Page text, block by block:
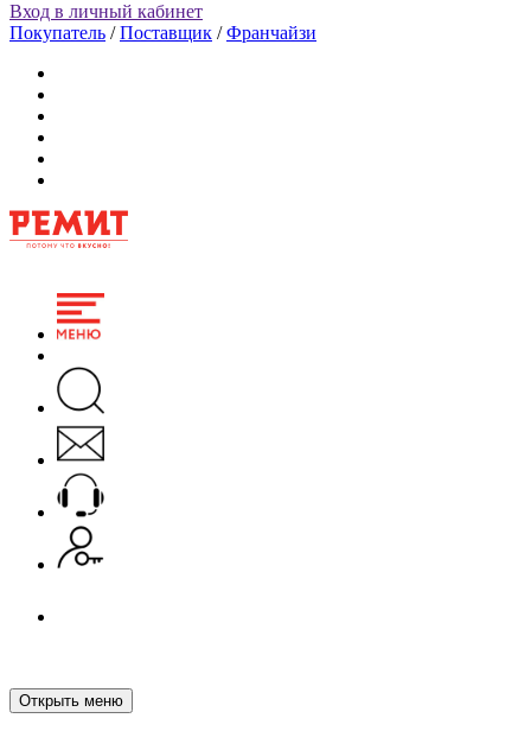
Вход в личный кабинет
Покупатель /Поставщик /Франчайзи
Открыть меню